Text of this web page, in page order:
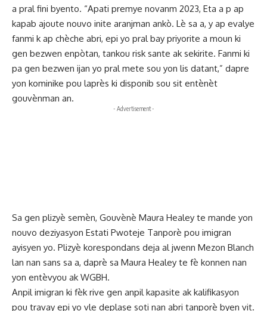
a pral fini byento. “Apati premye novanm 2023, Eta a p ap
kapab ajoute nouvo inite aranjman ankò. Lè sa a, y ap evalye
fanmi k ap chèche abri, epi yo pral bay priyorite a moun ki
gen bezwen enpòtan, tankou risk sante ak sekirite. Fanmi ki
pa gen bezwen ijan yo pral mete sou yon lis datant,” dapre
yon kominike pou laprès ki disponib sou sit entènèt
gouvènman an.
- Advertisement -
Sa gen plizyè semèn, Gouvènè Maura Healey te mande yon
nouvo deziyasyon Estati Pwoteje Tanporè pou imigran
ayisyen yo. Plizyè korespondans deja al jwenn Mezon Blanch
lan nan sans sa a, daprè sa Maura Healey te fè konnen nan
yon entèvyou ak WGBH.
Anpil imigran ki fèk rive gen anpil kapasite ak kalifikasyon
pou travay epi yo vle deplase soti nan abri tanporè byen vit.